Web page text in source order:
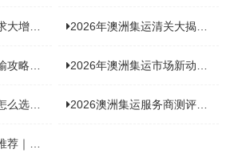
理攻略来了 2026年澳洲集运清关大揭秘：究竟需要哪些关键单据？
不容错过！ 2026年澳洲集运市场新动态：到底能不能寄奶粉？
与实力排名 2026澳洲集运服务商测评榜单，优质合规机构选型参考
选品攻略